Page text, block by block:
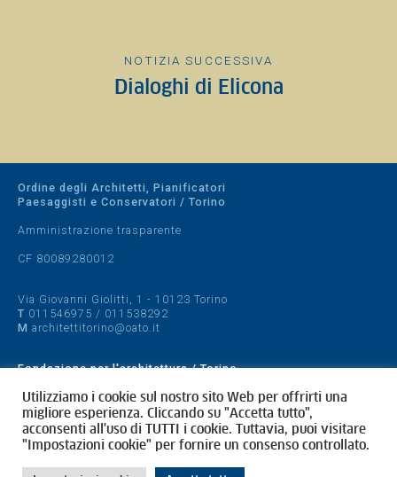
NOTIZIA SUCCESSIVA
Dialoghi di Elicona
Ordine degli Architetti, Pianificatori
Paesaggisti e Conservatori / Torino
Amministrazione trasparente
CF 80089280012
Via Giovanni Giolitti, 1 - 10123 Torino
T 011546975 / 011538292
M architettitorino@oato.it
Fondazione per l'architettura / Torino
Designed by quattrolinee.it
Cookie Policy
Privacy Policy
Utilizziamo i cookie sul nostro sito Web per offrirti una
migliore esperienza. Cliccando su "Accetta tutto",
acconsenti all'uso di TUTTI i cookie. Tuttavia, puoi visitare
"Impostazioni cookie" per fornire un consenso controllato.